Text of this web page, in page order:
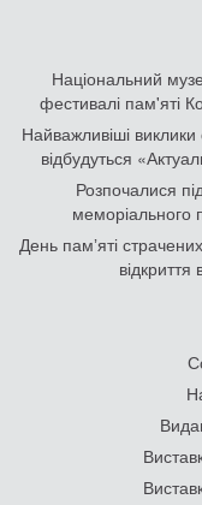
Національний
фестивалі пам'яті
Найважливіші виклики
відбудуться
Розпочалися
меморіального
День памʼяті